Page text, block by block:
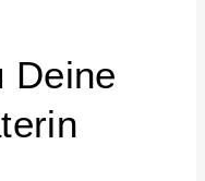
Deine